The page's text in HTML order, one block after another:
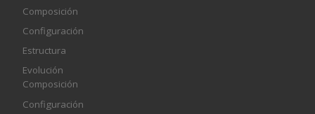
Composición
Configuración
Estructura
Evolución
Composición
Configuración